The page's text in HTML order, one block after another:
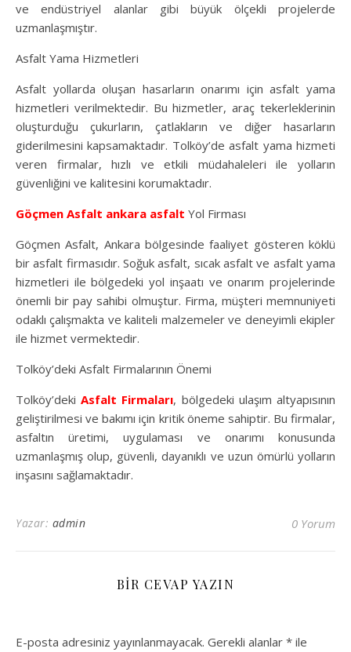
ve endüstriyel alanlar gibi büyük ölçekli projelerde
uzmanlaşmıştır.
Asfalt Yama Hizmetleri
Asfalt yollarda oluşan hasarların onarımı için asfalt yama
hizmetleri verilmektedir. Bu hizmetler, araç tekerleklerinin
oluşturduğu çukurların, çatlakların ve diğer hasarların
giderilmesini kapsamaktadır. Tolköy’de asfalt yama hizmeti
veren firmalar, hızlı ve etkili müdahaleleri ile yolların
güvenliğini ve kalitesini korumaktadır.
Göçmen Asfalt ankara asfalt Yol Firması
Göçmen Asfalt, Ankara bölgesinde faaliyet gösteren köklü
bir asfalt firmasıdır. Soğuk asfalt, sıcak asfalt ve asfalt yama
hizmetleri ile bölgedeki yol inşaatı ve onarım projelerinde
önemli bir pay sahibi olmuştur. Firma, müşteri memnuniyeti
odaklı çalışmakta ve kaliteli malzemeler ve deneyimli ekipler
ile hizmet vermektedir.
Tolköy’deki Asfalt Firmalarının Önemi
Tolköy’dekiAsfalt Firmaları, bölgedeki ulaşım altyapısının
geliştirilmesi ve bakımı için kritik öneme sahiptir. Bu firmalar,
asfaltın üretimi, uygulaması ve onarımı konusunda
uzmanlaşmış olup, güvenli, dayanıklı ve uzun ömürlü yolların
inşasını sağlamaktadır.
Yazar: admin 0 Yorum
BIR CEVAP YAZIN
E-posta adresiniz yayınlanmayacak. Gerekli alanlar * ile